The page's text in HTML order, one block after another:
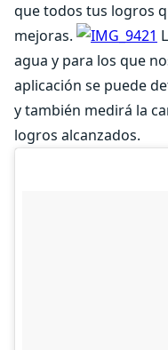
que todos tus logros
mejoras.
agua y para los que
aplicación se puede
y también medirá la
logros alcanzados.